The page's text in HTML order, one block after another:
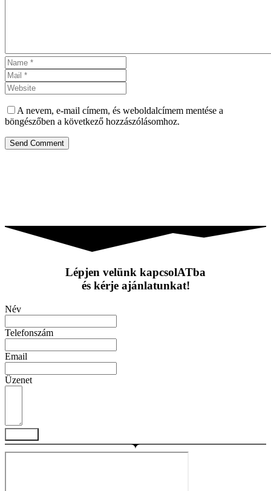
A nevem, e-mail címem, és weboldalcímem mentése a
böngészőben a következő hozzászólásomhoz.
Send Comment
Lépjen velünk kapcsolATba
és kérje ajánlatunkat!
Név
Telefonszám
Email
Üzenet